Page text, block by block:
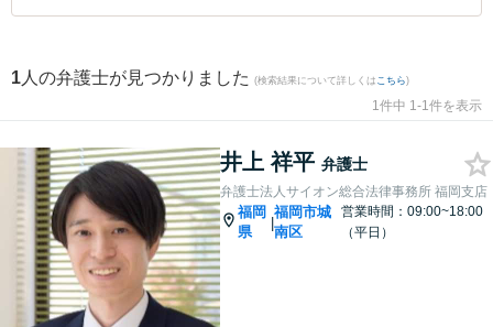
1 人の弁護士が見つかりました (検索結果について詳しくは こちら)
1件中 1-1件を表示
井上 祥平 弁護士
弁護士法人サイオン総合法律事務所 福岡支店
福岡
県
|
福岡市城
南区
営業時間：09:00~18:00
（平日）